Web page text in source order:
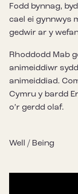
Fodd bynnag,
cael ei gynnwys
gedwir ar y
Rhoddodd Mab
animeiddiwr
animeiddiad.
Cymru y bardd
o’r gerdd olaf.
Well / Being